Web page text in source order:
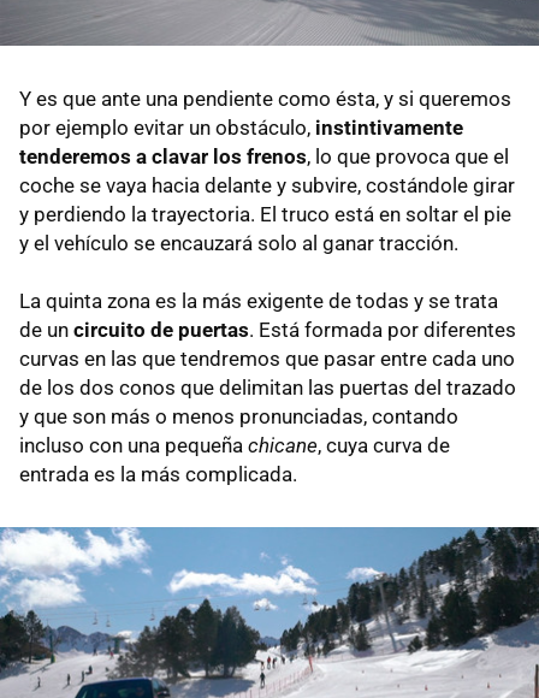
Y es que ante una pendiente como ésta, y si queremos
por ejemplo evitar un obstáculo, instintivamente
tenderemos a clavar los frenos, lo que provoca que el
coche se vaya hacia delante y subvire, costándole girar
y perdiendo la trayectoria. El truco está en soltar el pie
y el vehículo se encauzará solo al ganar tracción.
La quinta zona es la más exigente de todas y se trata
de un circuito de puertas. Está formada por diferentes
curvas en las que tendremos que pasar entre cada uno
de los dos conos que delimitan las puertas del trazado
y que son más o menos pronunciadas, contando
incluso con una pequeña chicane, cuya curva de
entrada es la más complicada.